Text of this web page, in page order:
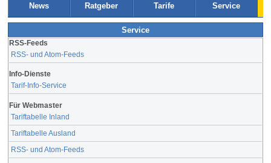
News Ratgeber Tarife Service
Service
RSS-Feeds
RSS- und Atom-Feeds
Info-Dienste
Tarif-Info-Service
Für Webmaster
Tariftabelle Inland
Tariftabelle Ausland
RSS- und Atom-Feeds